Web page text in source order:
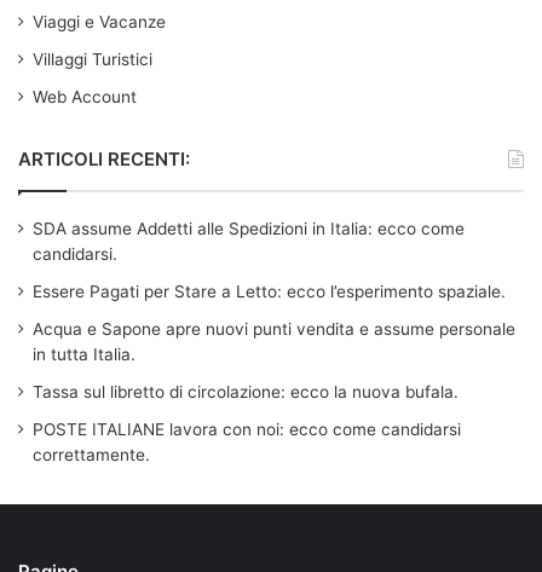
Viaggi e Vacanze
Villaggi Turistici
Web Account
ARTICOLI RECENTI:
SDA assume Addetti alle Spedizioni in Italia: ecco come
candidarsi.
Essere Pagati per Stare a Letto: ecco l’esperimento spaziale.
Acqua e Sapone apre nuovi punti vendita e assume personale
in tutta Italia.
Tassa sul libretto di circolazione: ecco la nuova bufala.
POSTE ITALIANE lavora con noi: ecco come candidarsi
correttamente.